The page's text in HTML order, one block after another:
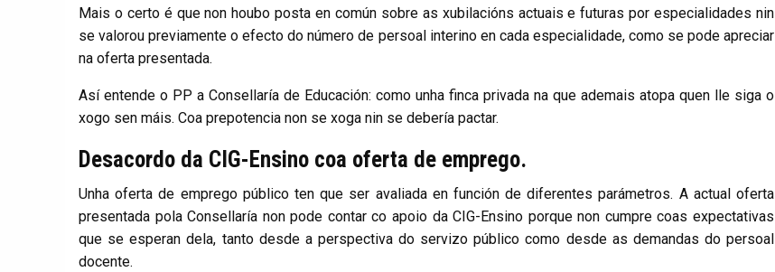
Mais o certo é que non houbo posta en común sobre as xubilacións actuais e futuras por especialidades nin
se valorou previamente o efecto do número de persoal interino en cada especialidade, como se pode apreciar
na oferta presentada.
Así entende o PP a Consellaría de Educación: como unha finca privada na que ademais atopa quen lle siga o
xogo sen máis. Coa prepotencia non se xoga nin se debería pactar.
Desacordo da CIG-Ensino coa oferta de emprego.
Unha oferta de emprego público ten que ser avaliada en función de diferentes parámetros. A actual oferta
presentada pola Consellaría non pode contar co apoio da CIG-Ensino porque non cumpre coas expectativas
que se esperan dela, tanto desde a perspectiva do servizo público como desde as demandas do persoal
docente.